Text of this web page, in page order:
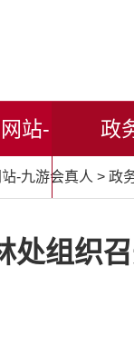
站- 政
-九游会真人 > 政
处组织